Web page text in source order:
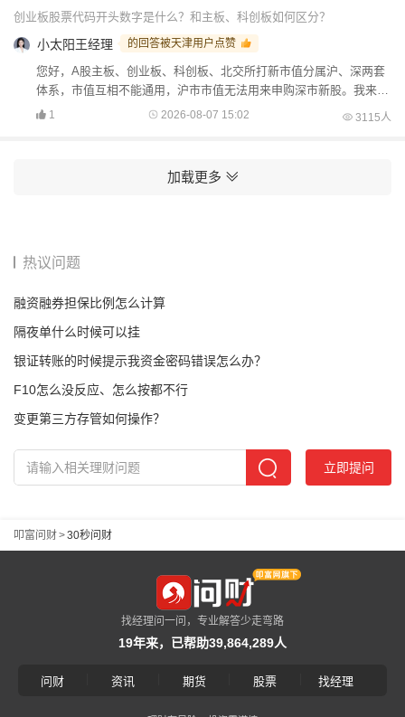
创业板股票代码开头数字是什么？和主板、科创板如何区分？
小太阳王经理 的回答被天津用户点赞
您好，A股主板、创业板、科创板、北交所打新市值分属沪、深两套
体系，市值互相不能通用，沪市市值无法用来申购深市新股。我来帮
您一步步梳理清楚：（1）沪市市值，可参与沪市主板、科...
1 2026-08-07 15:02 3115人
加载更多
热议问题
融资融券担保比例怎么计算
隔夜单什么时候可以挂
银证转账的时候提示我资金密码错误怎么办？
F10怎么没反应、怎么按都不行
变更第三方存管如何操作？
立即提问
叩富问财>30秒问财
找经理问一问，专业解答少走弯路
19年来，已帮助39,864,289人
问财 资讯 期货 股票 找经理